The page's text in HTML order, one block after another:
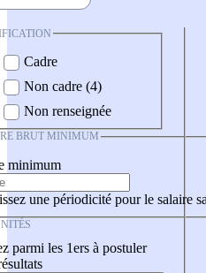
Cadre
Non cadre (4)
Non renseignée
BRUT MINIMUM
minimum
une périodicité pour le salaire
parmi les 1ers à postuler